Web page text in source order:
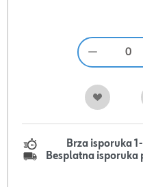
Brza isporuka
Besplatna isporuka